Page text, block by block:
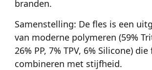
branden.
Samenstelling: De fles is een
van moderne polymeren (59%
26% PP, 7% TPV, 6% Silicone)
combineren met stijfheid.